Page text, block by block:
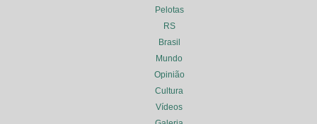
Pelotas
RS
Brasil
Mundo
Opinião
Cultura
Vídeos